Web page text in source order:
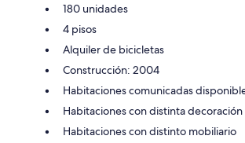
180 unidades
4 pisos
Alquiler de bicicletas
Construcción: 2004
Habitaciones comunicadas
Habitaciones con distinta decoración
Habitaciones con distinto mobiliario